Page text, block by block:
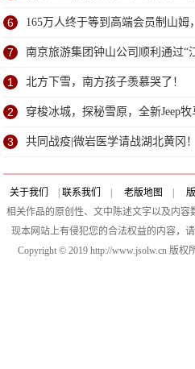
6 165万人终于等到高端会员制山姆
7 南京旅游集团钟山公司顺利通过“
1 北方下雪，南方孩子羡慕哭了！
2 穿梭冰城，探秘雪原，全新Jeep
3 共同战疫|微岩医学请战湖北黄冈！
关于我们 | 联系我们 | 老版地图 |
相关作品的原创性、文中陈述文字以及内
现本网站上有侵犯您的合法权益的内容，
Copyright © 2019 http://www.jsolw.cn 版